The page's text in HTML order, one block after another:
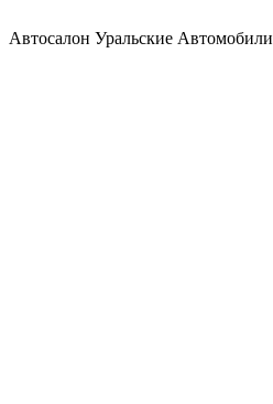
Автосалон Уральские Автомобили